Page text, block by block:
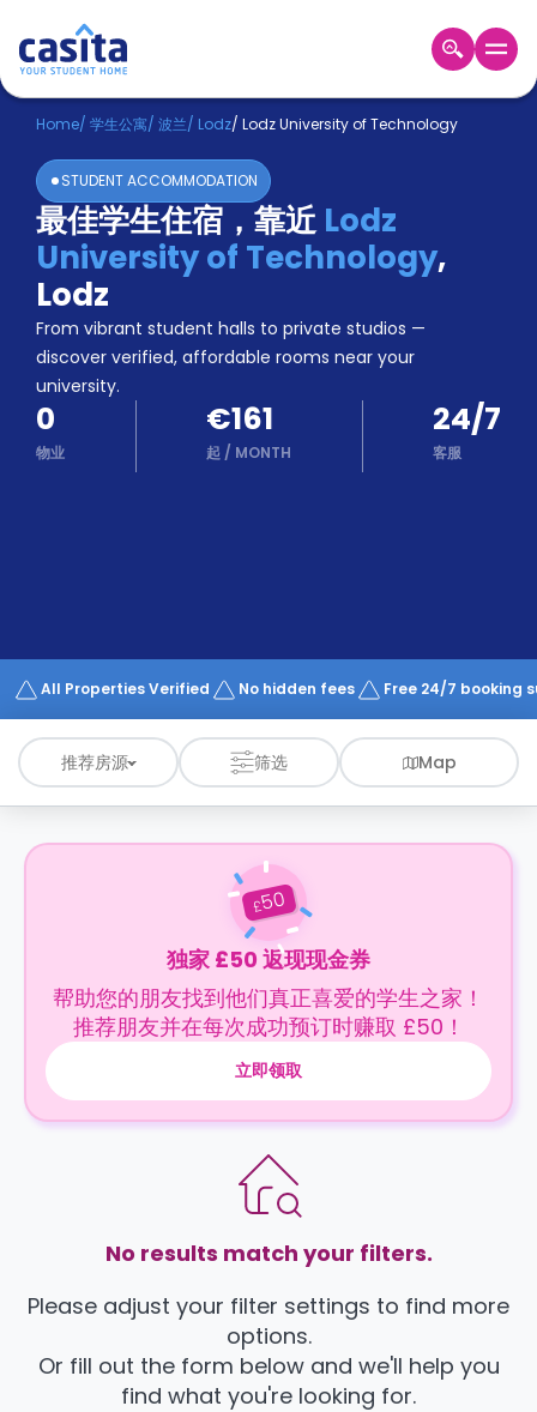
Home ZH EUR
登
入
Booking
Accommodation
About
us
Blog
Refer
And
Earn
Become
Partner
Works
Home/ 学生公寓/ 波兰/ Lodz/ Lodz University of Technology
STUDENT ACCOMMODATION
最佳学生住宿，靠近Lodz
University of Technology,
Lodz
From vibrant student halls to private studios —
discover verified, affordable rooms near your
university.
0
物业
€161
起 / MONTH
24/7
客服
All Properties Verified No hidden fees Free 24/7 booking
推荐房源 筛选 Map
£50
独家 £50 返现现金券
帮助您的朋友找到他们真正喜爱的学生之家！
推荐朋友并在每次成功预订时赚取 £50！
立即领取
No results match your filters.
Please adjust your filter settings to find more
options.
Or fill out the form below and we'll help you
find what you're looking for.